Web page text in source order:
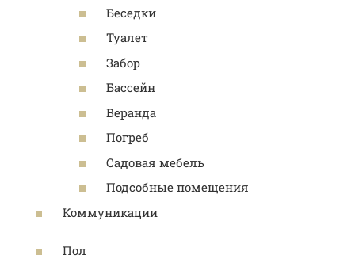
Беседки
Туалет
Забор
Бассейн
Веранда
Погреб
Садовая мебель
Подсобные помещения
Коммуникации
Пол